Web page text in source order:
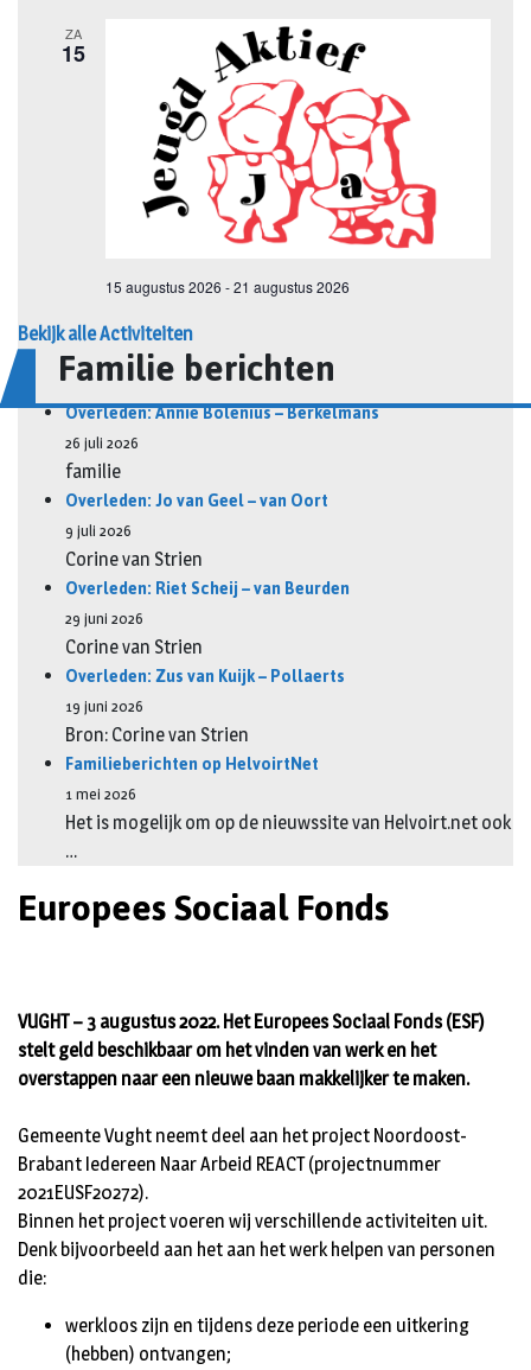
Bekijk alle Activiteiten
Familie berichten
Overleden: Annie Bolenius – Berkelmans
26 juli 2026
familie
Overleden: Jo van Geel – van Oort
9 juli 2026
Corine van Strien
Overleden: Riet Scheij – van Beurden
29 juni 2026
Corine van Strien
Overleden: Zus van Kuijk – Pollaerts
19 juni 2026
Bron: Corine van Strien
Familieberichten op HelvoirtNet
1 mei 2026
Het is mogelijk om op de nieuwssite van Helvoirt.net ook
…
Europees Sociaal Fonds
VUGHT – 3 augustus 2022. Het Europees Sociaal Fonds (ESF)
stelt geld beschikbaar om het vinden van werk en het
overstappen naar een nieuwe baan makkelijker te maken.
Gemeente Vught neemt deel aan het project Noordoost-
Brabant Iedereen Naar Arbeid REACT (projectnummer
2021EUSF20272).
Binnen het project voeren wij verschillende activiteiten uit.
Denk bijvoorbeeld aan het aan het werk helpen van personen
die:
werkloos zijn en tijdens deze periode een uitkering
(hebben) ontvangen;